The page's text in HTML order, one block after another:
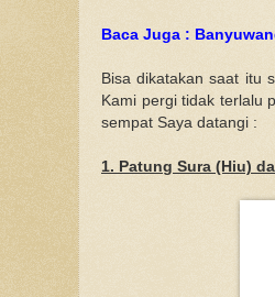
Baca Juga :
Bisa dikatakan saat itu
Kami pergi tidak terlalu
sempat Saya datangi :
1. Patung Sura (Hiu)